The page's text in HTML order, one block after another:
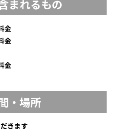
まれるもの
金
金
金
・場所
きます